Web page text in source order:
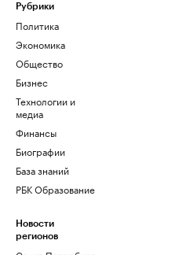
Рубрики
Политика
Экономика
Общество
Бизнес
Технологии и
медиа
Финансы
Биографии
База знаний
РБК Образование
Новости
регионов